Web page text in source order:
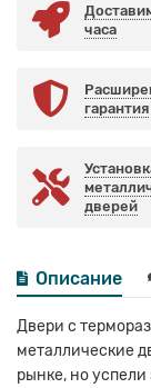
часа
гарантия
дверей
Описание
Двери с
металлические
рынке, но